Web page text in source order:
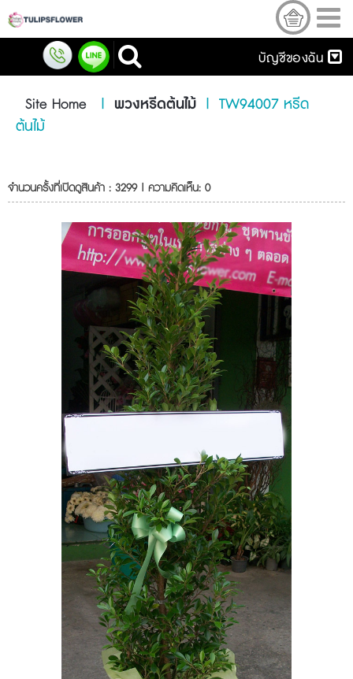
บัญชีของฉัน
Site Home | พวงหรีดต้นไม้ | TW94007 หรีด
ต้นไม้
จำนวนครั้งที่เปิดดูสินค้า : 3299 | ความคิดเห็น: 0